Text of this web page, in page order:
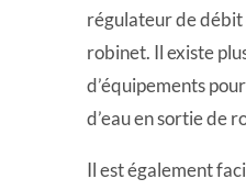
régulateur de débit
robinet. Il existe
d’équipements
d’eau en sortie de
Il est également